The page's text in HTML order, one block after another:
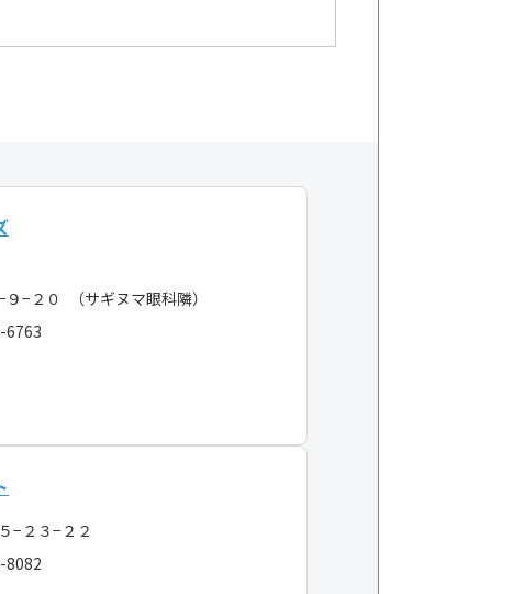
−２０ （サギヌマ眼科隣）
6763
−２３−２２
8082